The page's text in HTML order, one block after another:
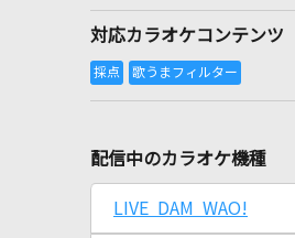
対応カラオケコンテンツ
配信中のカラオケ機種
LIVE DAM WAO!